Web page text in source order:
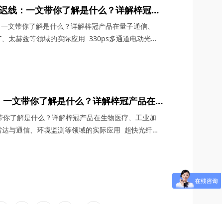
线：一文带你了解是什么？详解梓冠产
信与雷达系统、OCT、太赫兹等领域的
文带你了解是什么？详解梓冠产品在量子通信、
太赫兹等领域的实际应用 330ps多通道电动光延
飞速发展中，凭借其高精度、多通道、可调可控等
与雷达系统、光学相干层析成像（OCT）、光学测
文带你了解是什么？详解梓冠产品在
线性光学研究、激光雷达与通信、环境
了解是什么？详解梓冠产品在生物医疗、工业加
与通信、环境监测等领域的实际应用 超快光纤激
调谐范围等特性，在激光技术迅猛发展的今天，成
。其中，2μm波段的超快光纤激光器因其独特的光